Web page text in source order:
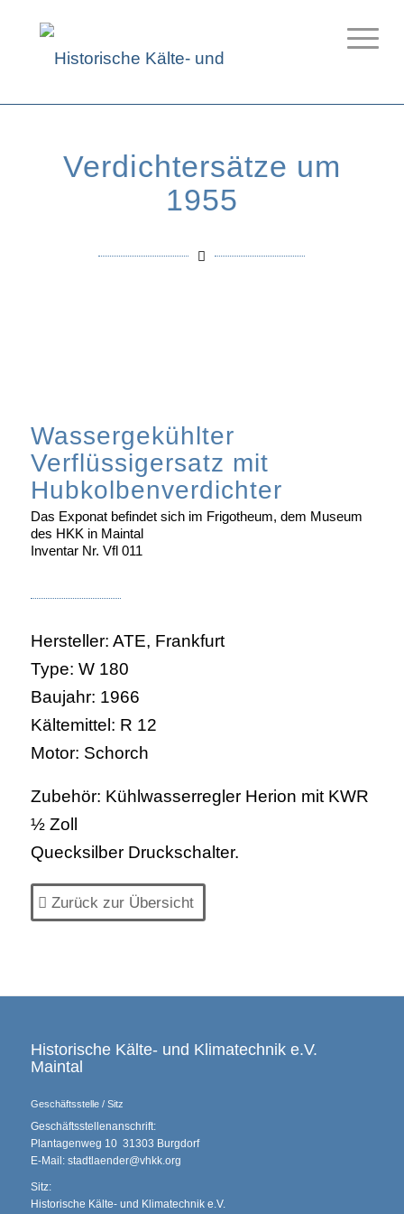
Verdichtersätze um
1955
Wassergekühlter
Verflüssigersatz mit
Hubkolbenverdichter
Das Exponat befindet sich im Frigotheum, dem Museum
des HKK in Maintal
Inventar Nr. Vfl 011
Hersteller: ATE, Frankfurt
Type: W 180
Baujahr: 1966
Kältemittel: R 12
Motor: Schorch
Zubehör: Kühlwasserregler Herion mit KWR
½ Zoll
Quecksilber Druckschalter.
Zurück zur Übersicht
Historische Kälte- und Klimatechnik e.V.
Maintal
Geschäftsstelle / Sitz
Geschäftsstellenanschrift:
Plantagenweg 10 31303 Burgdorf
E-Mail: stadtlaender@vhkk.org
Sitz:
Historische Kälte- und Klimatechnik e.V.